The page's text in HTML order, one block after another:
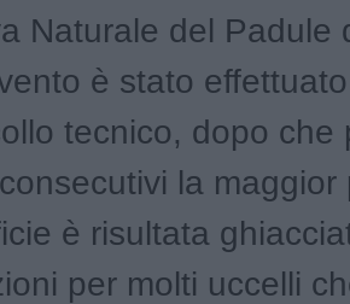
Naturale del Padule
è stato
tecnico, dopo che
la maggior
è risultata
per molti uccelli